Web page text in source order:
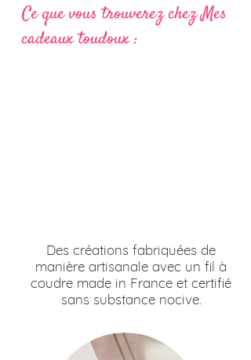
Ce que vous trouverez chez Mes
cadeaux toudoux :
Des créations fabriquées de
manière artisanale avec un fil à
coudre made in France et certifié
sans substance nocive.